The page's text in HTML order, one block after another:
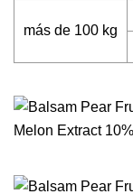
más de 100 kg